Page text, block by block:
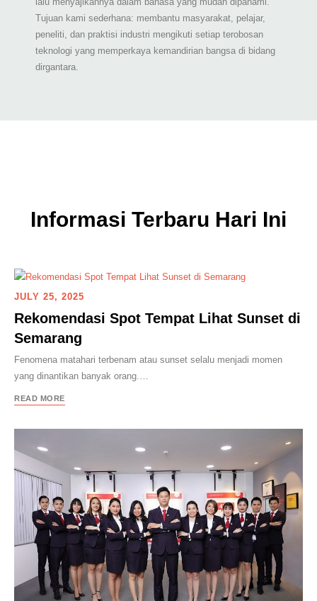
Tujuan kami sederhana: membantu masyarakat, pelajar,
peneliti, dan praktisi industri mengikuti setiap terobosan
teknologi yang memperkaya kemandirian bangsa di bidang
dirgantara.
Informasi Terbaru Hari Ini
JULY 25, 2025
Rekomendasi Spot Tempat Lihat Sunset di
Semarang
Fenomena matahari terbenam atau sunset selalu menjadi momen
yang dinantikan banyak orang.…
READ MORE